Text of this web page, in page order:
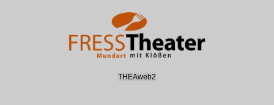
THEAweb2